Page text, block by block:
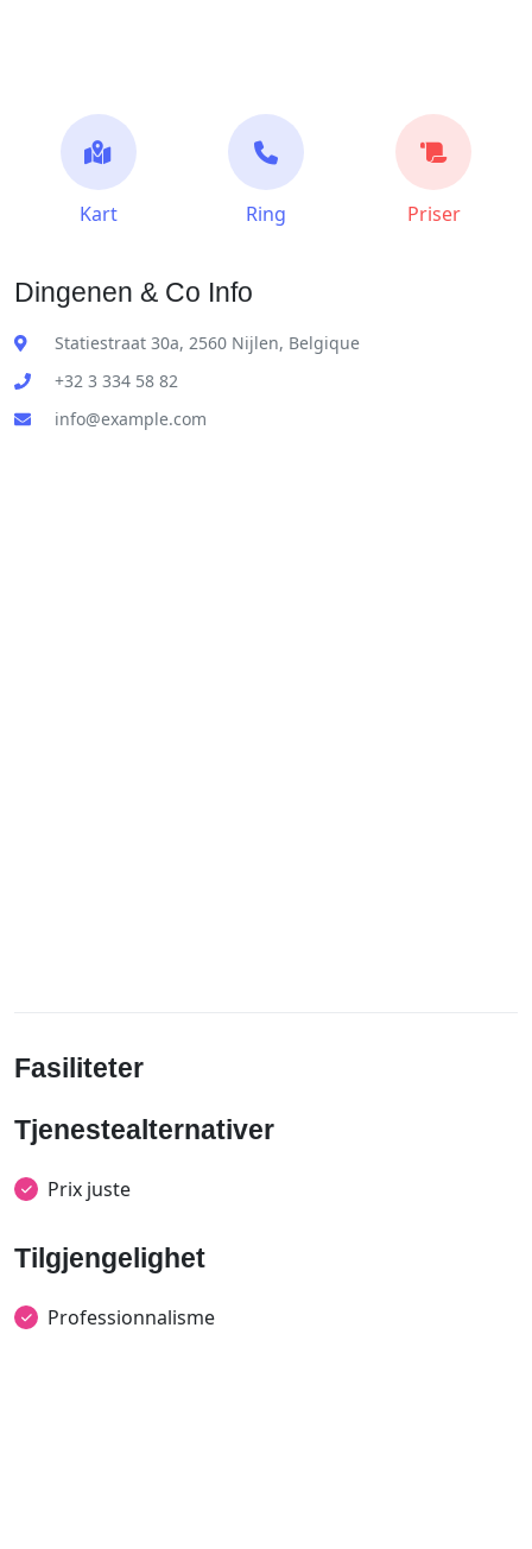
Kart Ring Priser
Dingenen & Co Info
Statiestraat 30a, 2560 Nijlen, Belgique
+32 3 334 58 82
info@example.com
Fasiliteter
Tjenestealternativer
Prix juste
Tilgjengelighet
Professionnalisme